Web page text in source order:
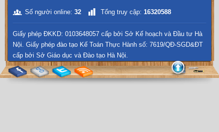
Số người online: 32 Tổng truy cập: 16320588
Giấy phép ĐKKD: 0103648057 cấp bởi Sở Kế hoạch và Đầu tư Hà
Nội. Giấy phép đào tạo Kế Toán Thực Hành số: 7619/QĐ-SGD&ĐT
cấp bởi Sở Giáo dục và Đào tạo Hà Nội.